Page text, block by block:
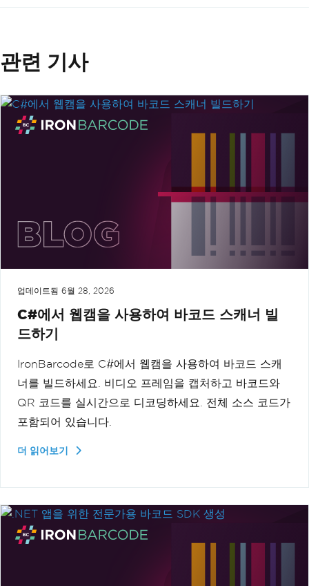
관련 기사
업데이트됨 6월 28, 2026
C#에서 웹캠을 사용하여 바코드 스캐너 빌
드하기
IronBarcode로 C#에서 웹캠을 사용하여 바코드 스캐
너를 빌드하세요. 비디오 프레임을 캡처하고 바코드와
QR 코드를 실시간으로 디코딩하세요. 전체 소스 코드가
포함되어 있습니다.
더 읽어보기